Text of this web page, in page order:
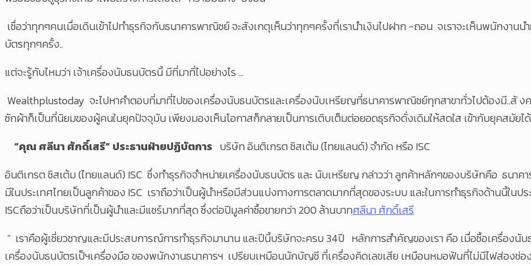
เชื่อว่าทุกๆคนเมื่อเดินเข้าไปทำธุรกิจกับธนาคารพาณิชย์ จะสังเกตุเห็นว่าทุกๆครั้งที่เรานำเงินไปฝาก -ถอน จเราจะเห็นพนักงาน
บัตรทุกๆครั้ง..
แต่จะรู้กับไหมว่า เจ้าเครื่องนับธนบัตรนี้ มีที่มาที่ไปอย่างไร …
Wealthplustoday จะไปหาคำตอบที่มาที่ไปของเครื่องนับธนบัตรและเครื่องนับเหรียญที่ธนาคารพาณิชย์ทุกสาขาทั่วไปต้องมี..สั
ซักผ้าก็เป็นที่นิยมของผู้คนในยุคปัจจุบัน เพียงมองเห็นโอกาสก็กลายเป็นการเติบเต็มต่อยอดธุรกิจดั่งเดิมให้สดใส เข้ากับยุคสมั
“คุณ ศลีนา ศักดิ์เสรี” ประธานฝ่ายปฏิบัตการ บริษัท อินติเกรต ซิสเต้ม (ไทยแลนด์) จำกัด หรือ ISC
อินติเกรต ซิสเต้ม (ไทยแลนด์) ISC ซึ่งทำธุรกิจจำหน่ายเครื่องนับธนบัตร และ นับเหรียญ กล่าวว่า ลูกค้าหลักๆของบริษัทคือ ธนาค
มีในประเทศไทยเป็นลูกค้าของ ISC เราถือว่าเป็นผู้นำหรือมีส่วนแบ่งทางการตลาดมากที่สุดของระบบ และในการทำธุรกิจด้านนี้ใน
ISCถือว่าเป็นบริษัทที่เป็นผู้นำและมีแชร์มากที่สุด ซึ่งต่อปีมูลค่าซื้อขายกว่า 200 ล้านบาทศลีนา ศักดิ์เสรี
“ เราคือผู้เชี่ยวชาญและมีประสบการณ์การทำธุรกิจมานาน และปีนี้บริษัทจะครบ 34ปี หลักการสำคัญของเรา คือ เมื่อซื้อเครื่องนับ
เครื่องนับธนบัตรเป็ฯเครื่องมือ ของพนักงานธนาคารฯ เปรียบเหมือนนักบัญชี ที่เครื่องคิดเลขเสีย เหมือนหมอฟันที่ไม่มีไฟส่องช่องป